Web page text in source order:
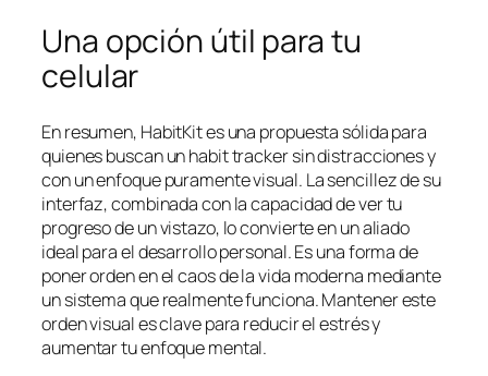
Una opción útil para tu
celular
En resumen, HabitKit es una propuesta sólida para
quienes buscan un habit tracker sin distracciones y
con un enfoque puramente visual. La sencillez de su
interfaz, combinada con la capacidad de ver tu
progreso de un vistazo, lo convierte en un aliado
ideal para el desarrollo personal. Es una forma de
poner orden en el caos de la vida moderna mediante
un sistema que realmente funciona. Mantener este
orden visual es clave para reducir el estrés y
aumentar tu enfoque mental.